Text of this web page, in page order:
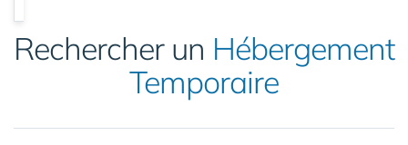
Rechercher un Hébergement
Temporaire